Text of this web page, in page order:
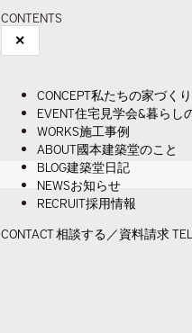
CONTENTS
✕
CONCEPT私たちの家づくり
EVENT住宅見学会&暮らし
WORKS施工事例
ABOUT國本建築堂のこと
BLOG建築堂日記
NEWSお知らせ
RECRUIT採用情報
CONTACT相談する／資料請求TEL